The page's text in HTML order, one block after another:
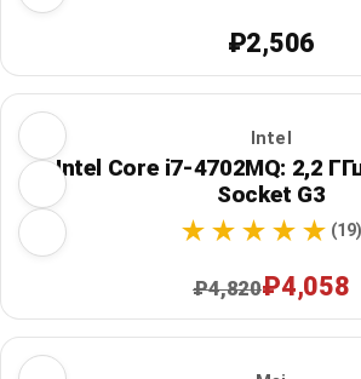
₽2,506
Intel
Intel Core i7-4702MQ: 2,2
Socket G3
(19)
₽4,820₽4,058